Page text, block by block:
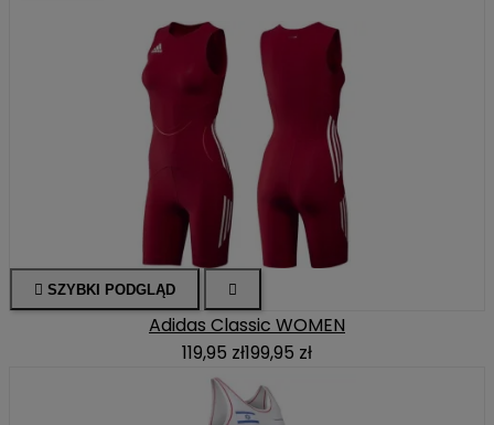
 SZYBKI PODGLĄD 
Adidas Classic WOMEN
119,95 zł199,95 zł